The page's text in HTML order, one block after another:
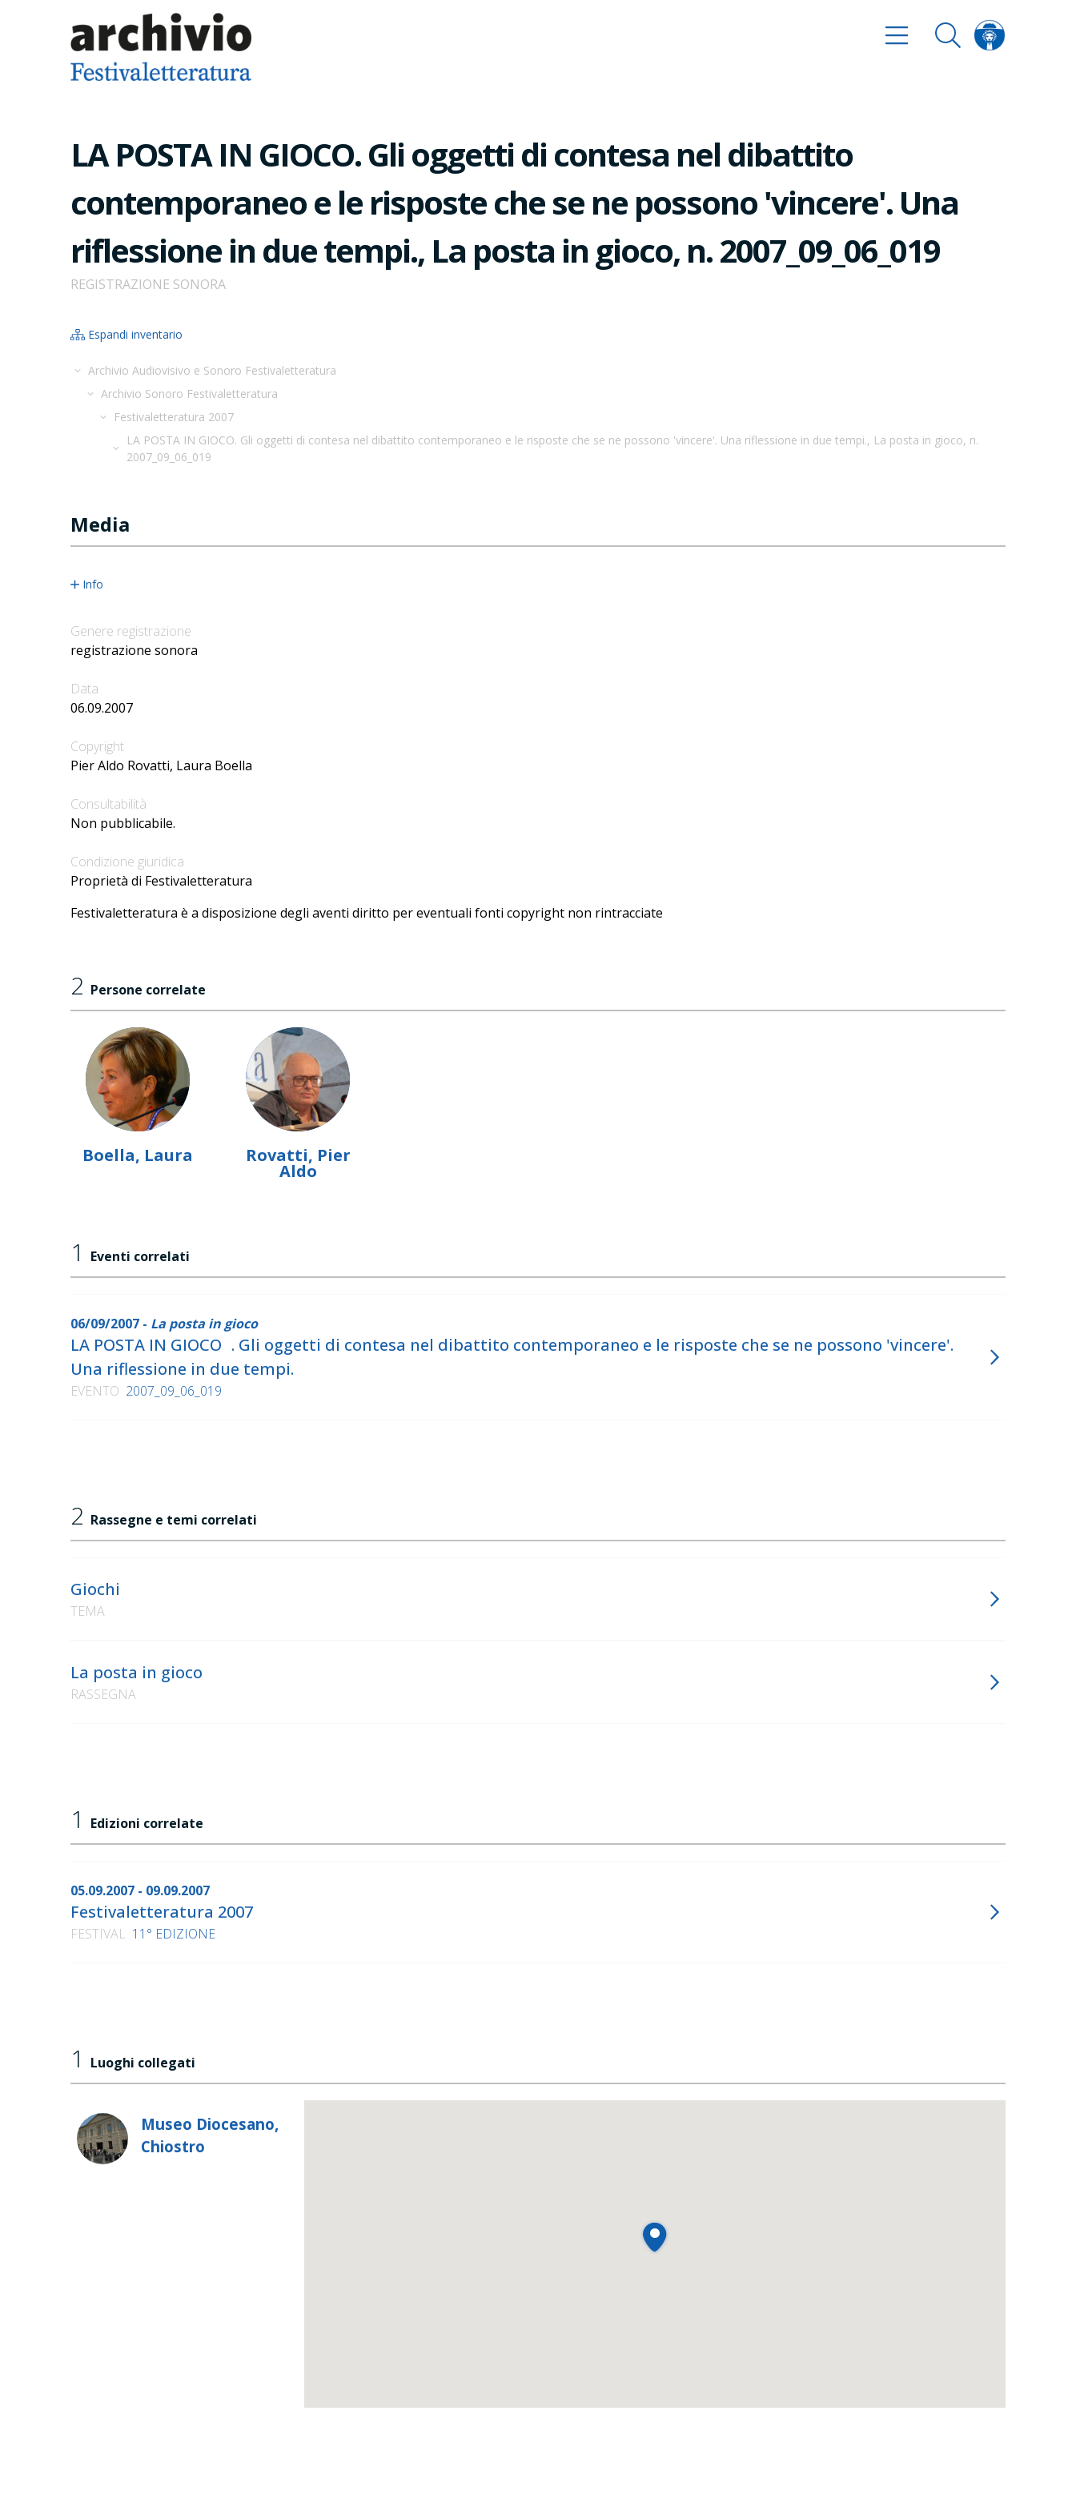
LA POSTA IN GIOCO. Gli oggetti di contesa nel dibattito
contemporaneo e le risposte che se ne possono 'vincere'. Una
riflessione in due tempi., La posta in gioco, n. 2007_09_06_019
REGISTRAZIONE SONORA
Espandi inventario
Archivio Audiovisivo e Sonoro Festivaletteratura
Archivio Sonoro Festivaletteratura
Festivaletteratura 2007
LA POSTA IN GIOCO. Gli oggetti di contesa nel dibattito contemporaneo e le risposte che se ne possono 'vincere'. Una riflessione in due tempi., La posta in gioco, n.
2007_09_06_019
Media
Info
Genere registrazione
registrazione sonora
Data
06.09.2007
Copyright
Pier Aldo Rovatti, Laura Boella
Consultabilità
Non pubblicabile.
Condizione giuridica
Proprietà di Festivaletteratura
Festivaletteratura è a disposizione degli aventi diritto per eventuali fonti copyright non rintracciate
2 Persone correlate
Boella, Laura Rovatti, Pier
Aldo
1 Eventi correlati
06/09/2007 - La posta in gioco
LA POSTA IN GIOCO . Gli oggetti di contesa nel dibattito contemporaneo e le risposte che se ne possono 'vincere'.
Una riflessione in due tempi.
EVENTO 2007_09_06_019
2 Rassegne e temi correlati
Giochi
TEMA
La posta in gioco
RASSEGNA
1 Edizioni correlate
05.09.2007 - 09.09.2007
Festivaletteratura 2007
FESTIVAL 11° EDIZIONE
1 Luoghi collegati
Museo Diocesano,
Chiostro